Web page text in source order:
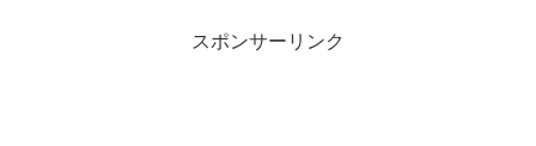
スポンサーリンク